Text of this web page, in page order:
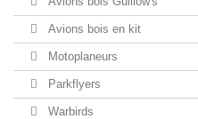
Avions bois en kit
Motoplaneurs
Parkflyers
Warbirds